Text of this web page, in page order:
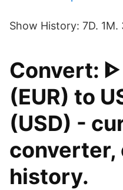
Show History: 7D. 1M.
Convert:
(EUR) to
(USD) -
converter,
history.